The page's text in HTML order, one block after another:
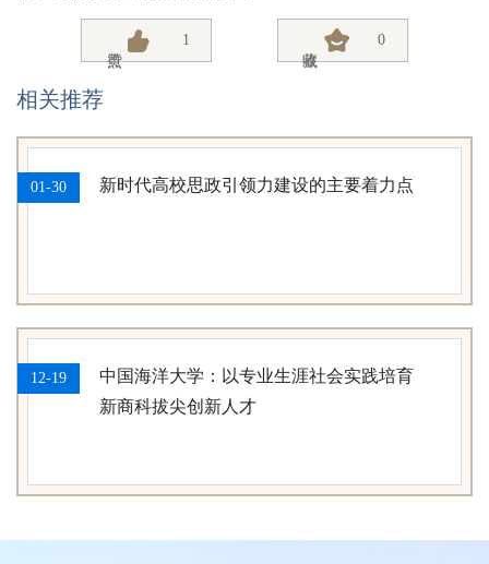
1 0
相关推荐
01-30 新时代高校思政引领力建设的主要着力点
12-19
中国海洋大学：以专业生涯社会实践培育
新商科拔尖创新人才